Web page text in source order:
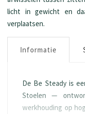
licht in gewicht en
verplaatsen.
Informatie
De Be Steady is
Stoelen —
werkhouding op